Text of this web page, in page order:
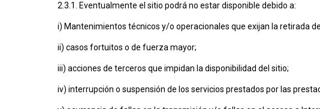
2.3.1. Eventualmente el sitio podrá no estar disponible debido a:
i) Mantenimientos técnicos y/o operacionales que exijan la retirada
ii) casos fortuitos o de fuerza mayor;
iii) acciones de terceros que impidan la disponibilidad del sitio;
iv) interrupción o suspensión de los servicios prestados por las